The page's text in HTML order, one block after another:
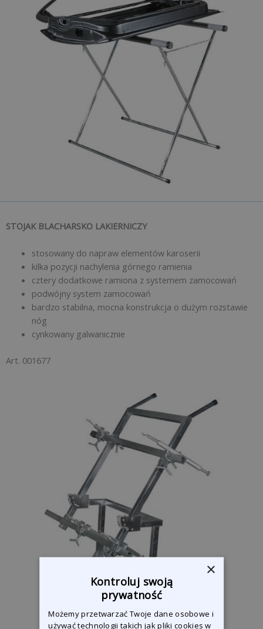
STOJAK BLACHARSKO LAKIERNICZY
stosowany do napraw elementów karoserii
kilka pozycji nachylenia górnego ramienia
cztery dodatkowe ramiona z systemem zamocowań
podwójny system zamocowań
bardzo stabilna, mocna konstrukcja o dużym rozstawie
nóg
cynkowany galwanicznie
Art. 001677
×
Kontroluj swoją
prywatność
Możemy przetwarzać Twoje dane osobowe i
używać technologii takich jak pliki cookies w